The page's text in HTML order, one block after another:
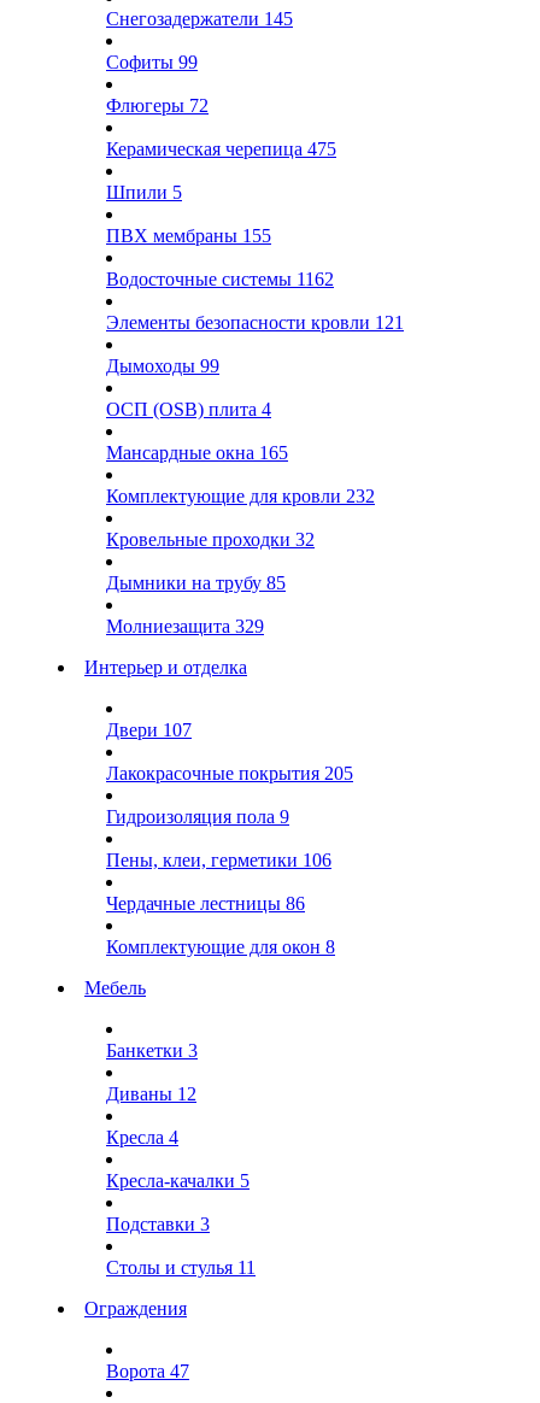
Снегозадержатели 145
Софиты 99
Флюгеры 72
Керамическая черепица 475
Шпили 5
ПВХ мембраны 155
Водосточные системы 1162
Элементы безопасности кровли 121
Дымоходы 99
ОСП (OSB) плита 4
Мансардные окна 165
Комплектующие для кровли 232
Кровельные проходки 32
Дымники на трубу 85
Молниезащита 329
Интерьер и отделка
Двери 107
Лакокрасочные покрытия 205
Гидроизоляция пола 9
Пены, клеи, герметики 106
Чердачные лестницы 86
Комплектующие для окон 8
Мебель
Банкетки 3
Диваны 12
Кресла 4
Кресла-качалки 5
Подставки 3
Столы и стулья 11
Ограждения
Ворота 47